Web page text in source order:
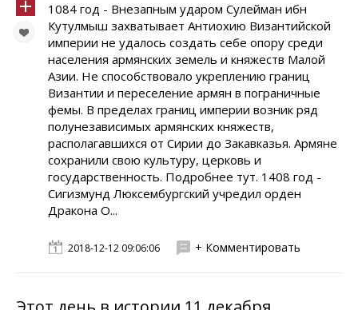
1084 год - Внезапным ударом Сулейман ибн
Кутулмыш захватывает Антиохию Византийской
империи не удалось создать себе опору среди
населения армянских земель и княжеств Малой
Азии. Не способствовало укреплению границ
Византии и переселение армян в пограничные
фемы. В пределах границ империи возник ряд
полунезависимых армянских княжеств,
располагавшихся от Сирии до Закавказья. Армяне
сохранили свою культуру, церковь и
государственность. Подробнее тут. 1408 год -
Сигизмунд Люксембургский учредил орден
Дракона О...
2018-12-12 09:06:06 + Комментировать